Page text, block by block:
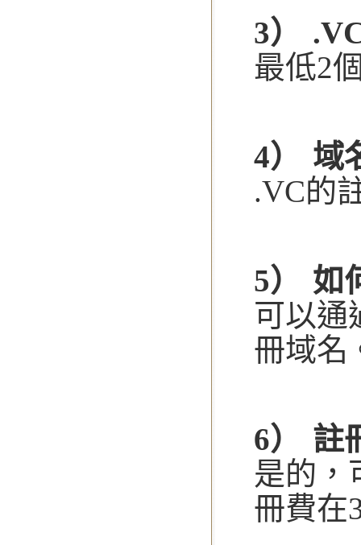
3）
最低2
4） 域
.VC的
5） 如
可以通
冊域名
6） 註
是的，
冊費在